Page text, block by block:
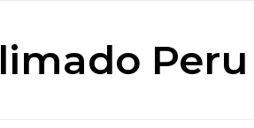
Peru